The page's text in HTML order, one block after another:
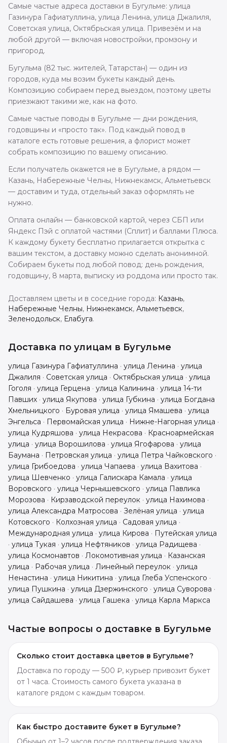
Самые частые адреса доставки в Бугульме: улица
Газинура Гафиатуллина, улица Ленина, улица Джалиля,
Советская улица, Октябрьская улица. Привезём и на
любой другой — включая новостройки, промзону и
пригород.
Бугульма (82 тыс. жителей, Татарстан) — один из
городов, куда мы возим букеты каждый день.
Композицию собираем перед выездом, поэтому цветы
приезжают такими же, как на фото.
Самые частые поводы в Бугульме — дни рождения,
годовщины и «просто так». Под каждый повод в
каталоге есть готовые решения, а флорист может
собрать композицию по вашему описанию.
Если получатель окажется не в Бугульме, а рядом —
Казань, Набережные Челны, Нижнекамск, Альметьевск
— доставим и туда, отдельный заказ оформлять не
нужно.
Оплата онлайн — банковской картой, через СБП или
Яндекс Пэй с оплатой частями (Сплит) и баллами Плюса.
К каждому букету бесплатно прилагается открытка с
вашим текстом, а доставку можно сделать анонимной.
Собираем букеты под любой повод: день рождения,
годовщину, 8 марта, выписку из роддома или просто так.
Доставляем цветы и в соседние города: Казань,
Набережные Челны, Нижнекамск, Альметьевск,
Зеленодольск, Елабуга.
Доставка по улицам в Бугульме
улица Газинура Гафиатуллина · улица Ленина · улица
Джалиля · Советская улица · Октябрьская улица · улица
Гоголя · улица Герцена · улица Калинина · улица 14-ти
Павших · улица Якупова · улица Губкина · улица Богдана
Хмельницкого · Буровая улица · улица Ямашева · улица
Энгельса · Первомайская улица · Нижне-Нагорная улица ·
улица Кудряшова · улица Некрасова · Красноармейская
улица · улица Ворошилова · улица Ягофарова · улица
Баумана · Петровская улица · улица Петра Чайковского ·
улица Грибоедова · улица Чапаева · улица Вахитова ·
улица Шевченко · улица Галискара Камала · улица
Воровского · улица Чернышевского · улица Павлика
Морозова · Кирзаводской переулок · улица Нахимова ·
улица Александра Матросова · Зелёная улица · улица
Котовского · Колхозная улица · Садовая улица ·
Международная улица · улица Кирова · Путейская улица
· улица Тукая · улица Нефтяников · улица Радищева ·
улица Космонавтов · Локомотивная улица · Казанская
улица · Рабочая улица · Линейный переулок · улица
Ненастина · улица Никитина · улица Глеба Успенского ·
улица Пушкина · улица Дзержинского · улица Суворова ·
улица Сайдашева · улица Гашека · улица Карла Маркса
Частые вопросы о доставке в Бугульме
Сколько стоит доставка цветов в Бугульме?
Доставка по городу — 500 ₽, курьер привозит букет
от 1 часа. Стоимость самого букета указана в
каталоге рядом с каждым товаром.
Как быстро доставите букет в Бугульме?